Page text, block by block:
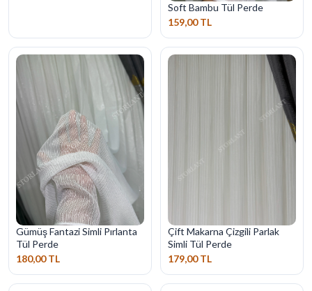
Soft Bambu Tül Perde
159,00 TL
Gümüş Fantazi Simli Pırlanta
Tül Perde
180,00 TL
Çift Makarna Çizgili Parlak
Simli Tül Perde
179,00 TL